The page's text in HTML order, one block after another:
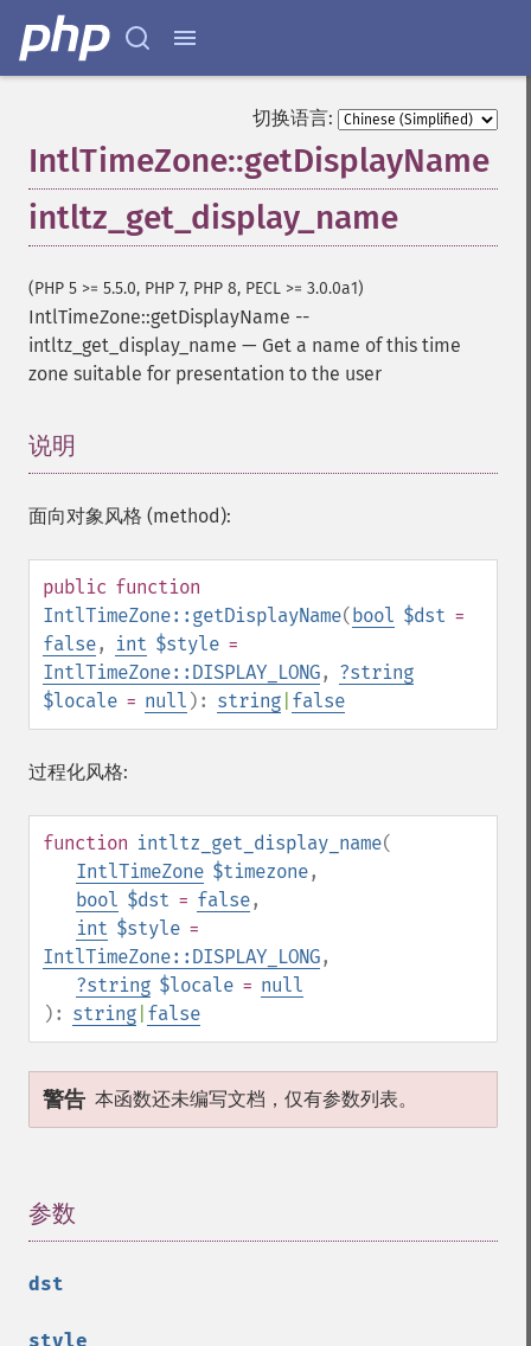
切换语言:
IntlTimeZone::getDisplayName
intltz_get_display_name
(PHP 5 >= 5.5.0, PHP 7, PHP 8, PECL >= 3.0.0a1)
IntlTimeZone::getDisplayName --
intltz_get_display_name — Get a name of this time
zone suitable for presentation to the user
说明
面向对象风格 (method):
public function
IntlTimeZone::getDisplayName(bool $dst =
false, int $style =
IntlTimeZone::DISPLAY_LONG, ?string
$locale = null ): string false
过程化风格:
function intltz_get_display_name(
IntlTimeZone $timezone,
bool $dst = false,
int $style =
IntlTimeZone::DISPLAY_LONG,
?string $locale = null
): string false
警告 本函数还未编写文档，仅有参数列表。
参数
dst
style